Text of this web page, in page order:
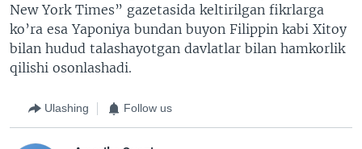
New York Times” gazetasida keltirilgan fikrlarga
ko’ra esa Yaponiya bundan buyon Filippin kabi Xitoy
bilan hudud talashayotgan davlatlar bilan hamkorlik
qilishi osonlashadi.
Ulashing Follow us